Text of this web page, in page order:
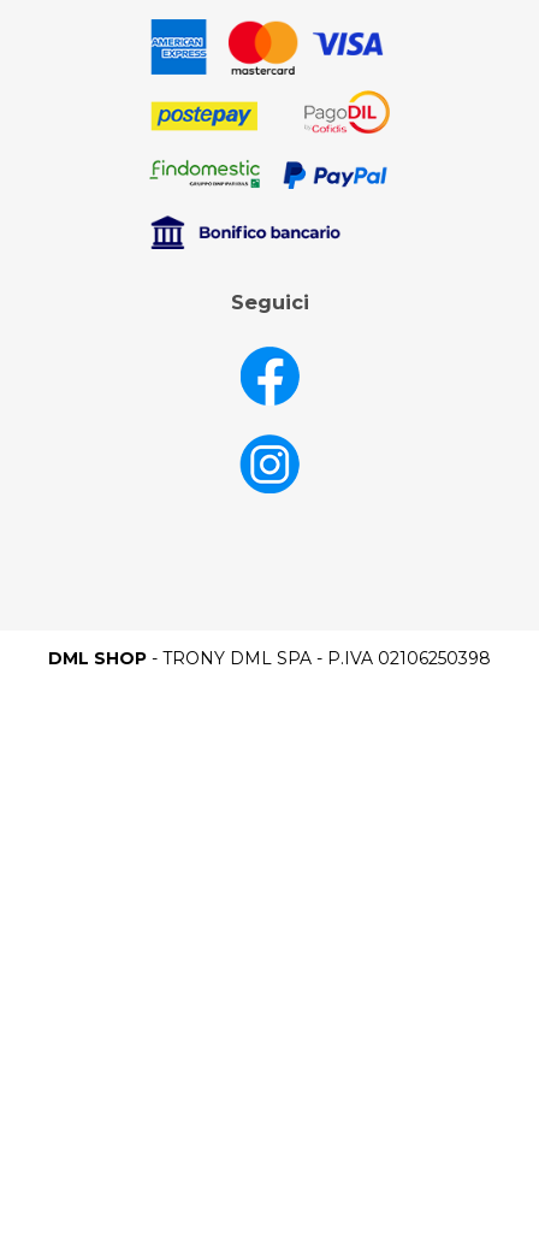
Seguici
DML SHOP - TRONY DML SPA - P.IVA 02106250398